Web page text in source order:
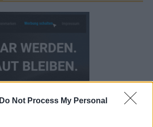
Do Not Process My Personal